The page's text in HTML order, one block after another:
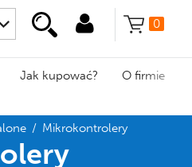
0
Jak kupować? O firmie
/ Mikrokontrolery